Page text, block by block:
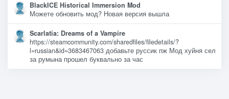
BlackICE Historical Immersion Mod
Можете обновить мод? Новая версия вышла
Scarlatia: Dreams of a Vampire
https://steamcommunity.com/sharedfiles/filedetails/?
l=russian&id=3683467063 добавьте руссик пж Мод хуйня сел
за румына прошел буквально за час